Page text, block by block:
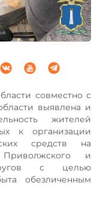
совместно с
выявлена и
жителей
к организации
средств на
и
с целью
обезличенным